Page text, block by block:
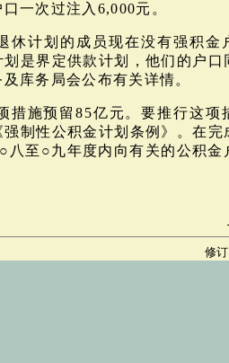
一次过注入6,000元。
计划的成员现在没有强积金
是界定供款计划，他们的户口
库务局会公布有关详情。
施预留85亿元。要推行这项
制性公积金计划条例》。在完
八至○九年度内向有关的公积金
修